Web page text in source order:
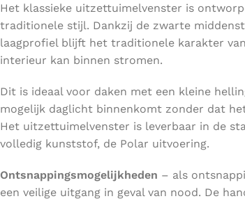
Het klassieke uitzettuimelvenster is
traditionele stijl. Dankzij de zwarte
laagprofiel blijft het traditionele karakter
interieur kan binnen stromen.
Dit is ideaal voor daken met een kleine
mogelijk daglicht binnenkomt zonder dat
Het uitzettuimelvenster is leverbaar in de
volledig kunststof, de Polar uitvoering.
Ontsnappingsmogelijkheden – als
een veilige uitgang in geval van nood. De